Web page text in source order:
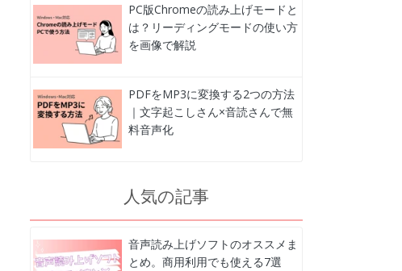
PC版Chromeの読み上げモードと
は？リーディングモードの使い方
を画像で解説
PDFをMP3に変換する2つの方法
｜文字起こしさん×音読さんで無
料音声化
人気の記事
音声読み上げソフトのオススメま
とめ。商用利用でも使える7選